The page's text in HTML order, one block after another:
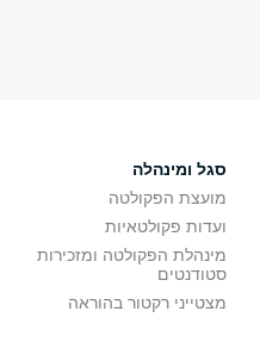
סגל ומינהלה
מועצת הפקולטה
ועדות פקולטאיות
מינהלת הפקולטה ומזכירות
סטודנטים
מצטייני רקטור בהוראה